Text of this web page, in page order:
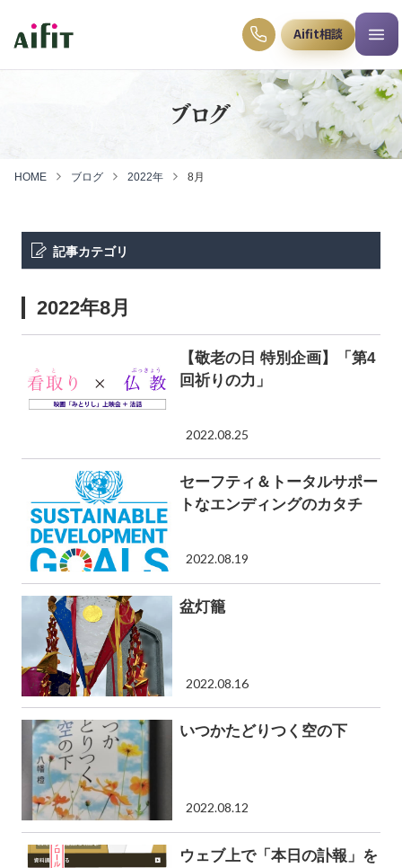
Aifit相談
ブログ
HOME ブログ 2022年 8月
記事カテゴリ
2022年8月
【敬老の日 特別企画】「第4
回祈りの力」
2022.08.25
セーフティ＆トータルサポー
トなエンディングのカタチ
2022.08.19
盆灯籠
2022.08.16
いつかたどりつく空の下
2022.08.12
ウェブ上で「本日の訃報」を